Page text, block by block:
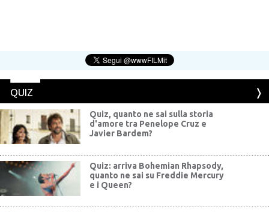
QUIZ
Quiz, quanto ne sai sulla storia
d'amore tra Penelope Cruz e
Javier Bardem?
Quiz: arriva Bohemian Rhapsody,
quanto ne sai su Freddie Mercury
e i Queen?